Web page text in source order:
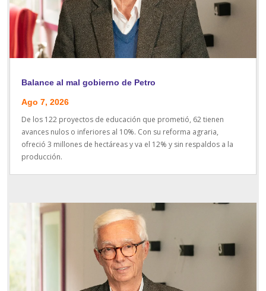
Balance al mal gobierno de Petro
Ago 7, 2026
De los 122 proyectos de educación que prometió, 62 tienen
avances nulos o inferiores al 10%. Con su reforma agraria,
ofreció 3 millones de hectáreas y va el 12% y sin respaldos a la
producción.